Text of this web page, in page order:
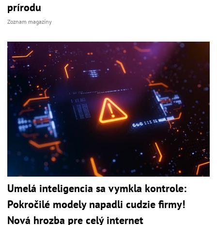
prírodu
Zoznam magazíny
Umelá inteligencia sa vymkla kontrole:
Pokročilé modely napadli cudzie firmy!
Nová hrozba pre celý internet